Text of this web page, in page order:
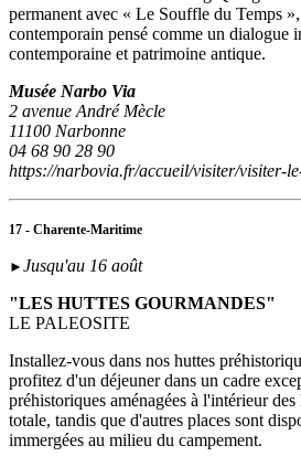
permanent avec « Le Souffle du Temps
contemporain pensé comme un dialogue
contemporaine et patrimoine antique.
Musée Narbo Via
2 avenue André Mècle
11100 Narbonne
04 68 90 28 90
https://narbovia.fr/accueil/visiter/visiter-
17 - Charente-Maritime
► Jusqu'au 16 août
"LES HUTTES GOURMANDES"
LE PALEOSITE
Installez-vous dans nos huttes
profitez d'un déjeuner dans un cadre
préhistoriques aménagées à l'intérieur
totale, tandis que d'autres places sont
immergées au milieu du campement.